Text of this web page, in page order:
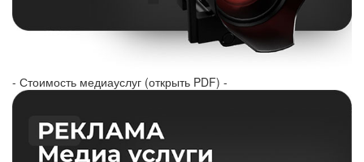
- Стоимость медиауслуг (открыть PDF) -